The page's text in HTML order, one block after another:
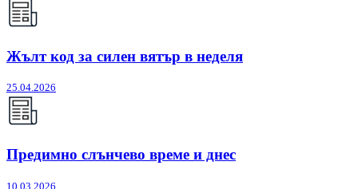
Жълт код за силен вятър в неделя
25.04.2026
Предимно слънчево време и днес
10.03.2026